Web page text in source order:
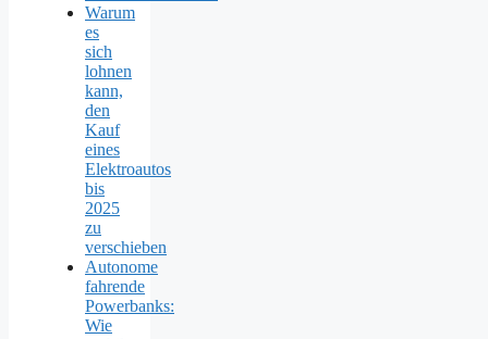
Warum
es
sich
lohnen
kann,
den
Kauf
eines
Elektroautos
bis
2025
zu
verschieben
Autonome
fahrende
Powerbanks:
Wie